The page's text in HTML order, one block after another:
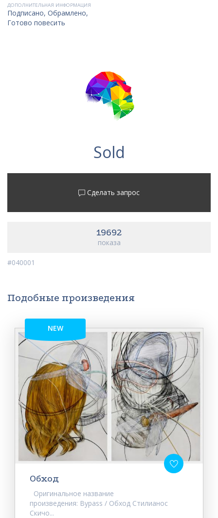
ДОПОЛНИТЕЛЬНАЯ ИНФОРМАЦИЯ
Подписано, Обрамлено,
Готово повесить
Sold
Сделать запрос
19692
показа
#040001
Подобные произведения
NEW
Обход
Оригинальное название
произведения: Bypass / Обход Стилианос
Скичо...